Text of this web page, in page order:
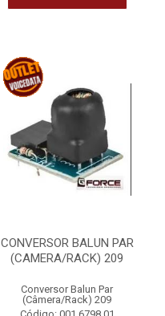
CONVERSOR BALUN PAR
(CAMERA/RACK) 209
Conversor Balun Par
(Câmera/Rack) 209